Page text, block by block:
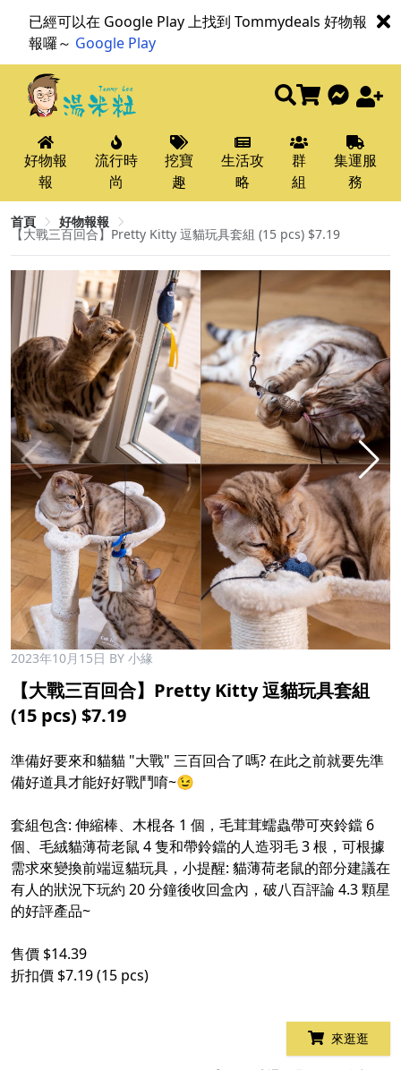
已經可以在 Google Play 上找到 Tommydeals 好物報
報囉～ Google Play
好物報
報
流行時
尚
挖寶
趣
生活攻
略
群
組
集運服
務
首頁 好物報報
【大戰三百回合】Pretty Kitty 逗貓玩具套組 (15 pcs) $7.19
2023年10月15日 BY 小緣
【大戰三百回合】Pretty Kitty 逗貓玩具套組
(15 pcs) $7.19
準備好要來和貓貓 "大戰" 三百回合了嗎? 在此之前就要先準
備好道具才能好好戰鬥唷~😉
套組包含: 伸縮棒、木棍各 1 個，毛茸茸蠕蟲帶可夾鈴鐺 6
個、毛絨貓薄荷老鼠 4 隻和帶鈴鐺的人造羽毛 3 根，可根據
需求來變換前端逗貓玩具，小提醒: 貓薄荷老鼠的部分建議在
有人的狀況下玩約 20 分鐘後收回盒內，破八百評論 4.3 顆星
的好評產品~
售價 $14.39
折扣價 $7.19 (15 pcs)
來逛逛